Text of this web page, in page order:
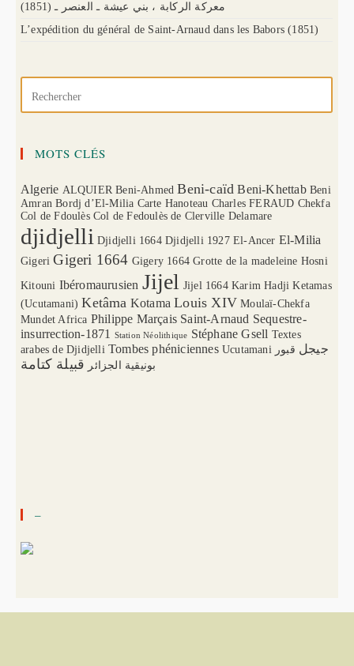
(1851) معركة الركابة ، بني عيشة ـ العنصر ـ
L’expédition du général de Saint-Arnaud dans les Babors (1851)
MOTS CLÉS
Algerie ALQUIER Beni-Ahmed Beni-caïd Beni-Khettab Beni
Amran Bordj d’El-Milia Carte Hanoteau Charles FERAUD Chekfa
Col de Fdoulès Col de Fedoulès de Clerville Delamare
djidjelli Djidjelli 1664 Djidjelli 1927 El-Ancer El-Milia
Gigeri Gigeri 1664 Gigery 1664 Grotte de la madeleine Hosni
Kitouni Ibéromaurusien Jijel Jijel 1664 Karim Hadji Ketamas
(Ucutamani) Ketâma Kotama Louis XIV Moulaï-Chekfa
Mundet Africa Philippe Marçais Saint-Arnaud Sequestre-
insurrection-1871
Station Néolithique Stéphane Gsell Textes
arabes de Djidjelli Tombes phéniciennes Ucutamani جيجل قبور
بونيقية الجزائر قبيلة كتامة
–